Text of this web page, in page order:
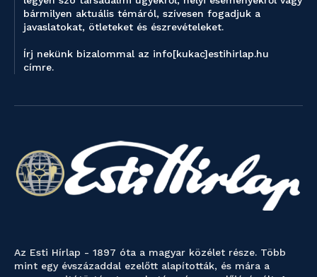
bármilyen aktuális témáról, szívesen fogadjuk a
javaslatokat, ötleteket és észrevételeket.
Írj nekünk bizalommal az info[kukac]estihirlap.hu
címre.
Az Esti Hírlap - 1897 óta a magyar közélet része. Több
mint egy évszázaddal ezelőtt alapították, és mára a